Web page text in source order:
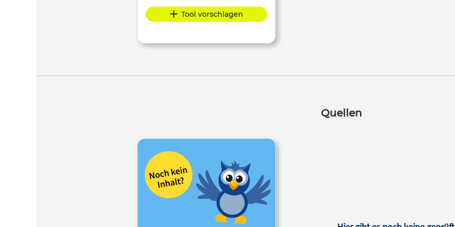
Tool vorschlagen
Quellen